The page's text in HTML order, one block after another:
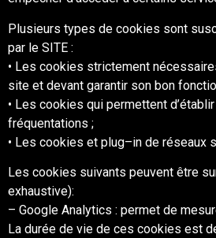
Plusieurs types de cookies sont
par le SITE :
• Les cookies strictement
site et devant garantir son bon
• Les cookies qui permettent
fréquentations ;
• Les cookies et plug–in de réseaux
Les cookies suivants peuvent être
exhaustive):
– Google Analytics : permet de
La durée de vie de ces cookies est